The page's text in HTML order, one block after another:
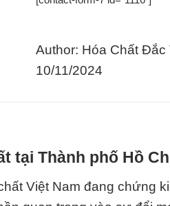
Author: Hóa Chất
10/11/2024
tại Thành phố Hồ
Việt Nam đang chứng